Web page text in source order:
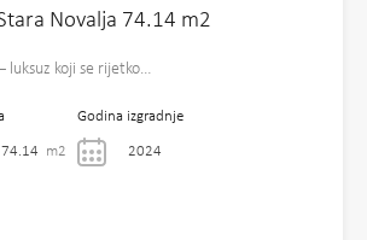
Novalja 74.14 m2
luksuz koji se rijetko…
74.14 m2
Godina izgradnje
2024